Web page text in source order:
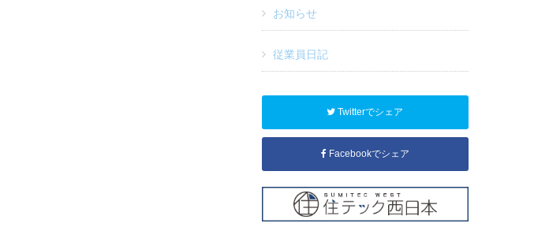
お知らせ
従業員日記
Twitterでシェア
Facebookでシェア